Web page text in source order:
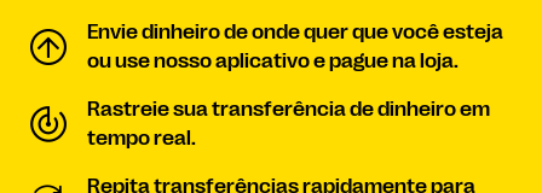
Envie dinheiro de onde quer que você esteja
ou use nosso aplicativo e pague na loja.
Rastreie sua transferência de dinheiro em
tempo real.
Repita transferências rapidamente para